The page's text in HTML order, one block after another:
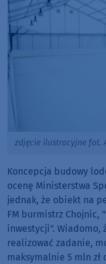
zdjęcie ilustracyjne fot.
Koncepcja budowy
ocenę Ministerstwa
jednak, że obiekt na
FM burmistrz Chojnic,
inwestycji". Wiadomo,
realizować zadanie,
maksymalnie 5 mln zł